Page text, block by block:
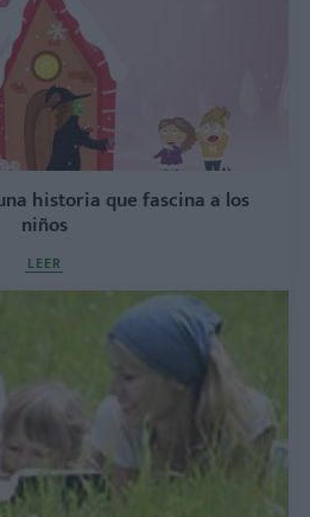
historia que fascina a los
niños
LEER